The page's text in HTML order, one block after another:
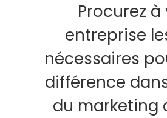
Procurez
entreprise
nécessaires
différence
du marketing